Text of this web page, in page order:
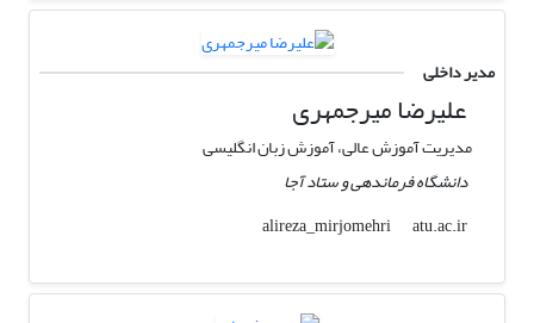
مدیر داخلی
علیرضا میرجمهری
مدیریت آموزش عالی، آموزش زبان انگلیسی
دانشگاه فرماندهی و ستاد آجا
alireza_mirjomehri
atu.ac.ir